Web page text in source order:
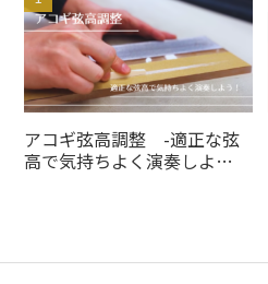
アコギ弦高調整 -適正な弦
高で気持ちよく演奏しよ